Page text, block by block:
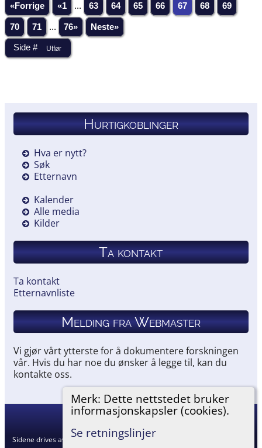
Merk: Dette nettstedet bruker
informasjonskapsler (cookies).
Se retningslinjer
«Forrige «1 ... 63 64 65 66 67 68 69
70 71 ... 76» Neste»
Hurtigkoblinger
Hva er nytt?
Søk
Etternavn
Kalender
Alle media
Kilder
Ta kontakt
Ta kontakt
Etternavnliste
Melding fra Webmaster
Vi gjør vårt ytterste for å dokumentere forskningen
vår. Hvis du har noe du ønsker å legge til, kan du
kontakte oss.
Hemneslekt 2026
Sidene drives av The Next Generation of Genealogy Sitebuilding